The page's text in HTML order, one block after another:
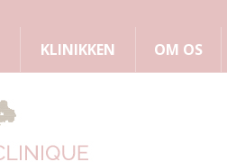
KLINIKKEN OM OS